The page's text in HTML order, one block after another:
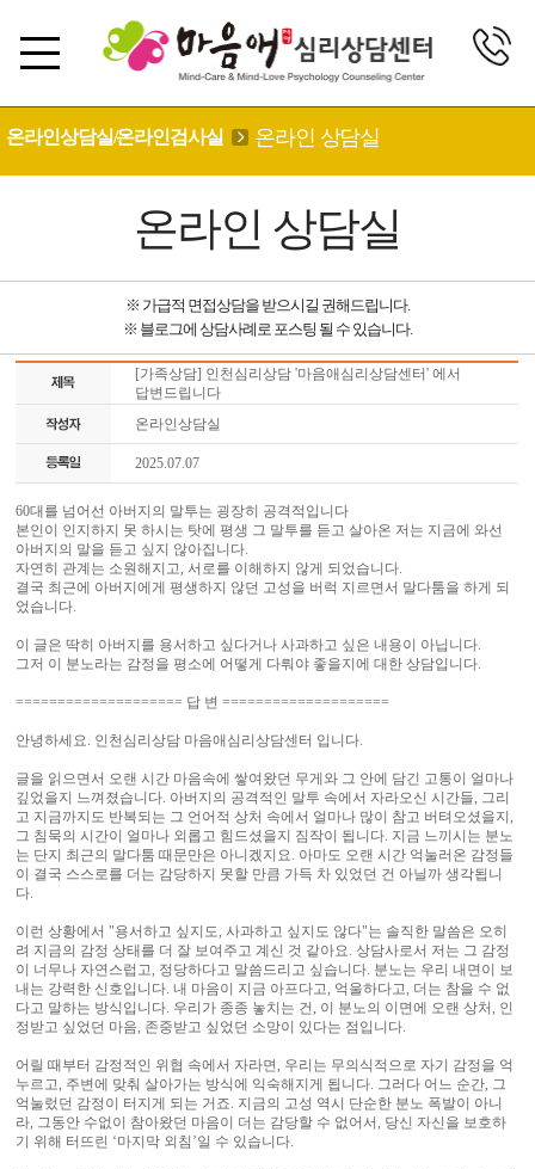
온라인상담실/온라인검사실 온라인 상담실
온라인 상담실
※ 가급적 면접상담을 받으시길 권해드립니다.
※ 블로그에 상담사례로 포스팅 될 수 있습니다.
[가족상담] 인천심리상담 '마음애심리상담센터' 에서
답변드립니다
온라인상담실
2025.07.07
60대를 넘어선 아버지의 말투는 굉장히 공격적입니다
본인이 인지하지 못 하시는 탓에 평생 그 말투를 듣고 살아온 저는 지금에 와선
아버지의 말을 듣고 싶지 않아집니다.
자연히 관계는 소원해지고, 서로를 이해하지 않게 되었습니다.
결국 최근에 아버지에게 평생하지 않던 고성을 버럭 지르면서 말다툼을 하게 되
었습니다.
이 글은 딱히 아버지를 용서하고 싶다거나 사과하고 싶은 내용이 아닙니다.
그저 이 분노라는 감정을 평소에 어떻게 다뤄야 좋을지에 대한 상담입니다.
==================== 답 변 ====================
안녕하세요. 인천심리상담 마음애심리상담센터 입니다.
글을 읽으면서 오랜 시간 마음속에 쌓여왔던 무게와 그 안에 담긴 고통이 얼마나
깊었을지 느껴졌습니다. 아버지의 공격적인 말투 속에서 자라오신 시간들, 그리
고 지금까지도 반복되는 그 언어적 상처 속에서 얼마나 많이 참고 버텨오셨을지,
그 침묵의 시간이 얼마나 외롭고 힘드셨을지 짐작이 됩니다. 지금 느끼시는 분노
는 단지 최근의 말다툼 때문만은 아니겠지요. 아마도 오랜 시간 억눌러온 감정들
이 결국 스스로를 더는 감당하지 못할 만큼 가득 차 있었던 건 아닐까 생각됩니
다.
이런 상황에서 "용서하고 싶지도, 사과하고 싶지도 않다"는 솔직한 말씀은 오히
려 지금의 감정 상태를 더 잘 보여주고 계신 것 같아요. 상담사로서 저는 그 감정
이 너무나 자연스럽고, 정당하다고 말씀드리고 싶습니다. 분노는 우리 내면이 보
내는 강력한 신호입니다. 내 마음이 지금 아프다고, 억울하다고, 더는 참을 수 없
다고 말하는 방식입니다. 우리가 종종 놓치는 건, 이 분노의 이면에 오랜 상처, 인
정받고 싶었던 마음, 존중받고 싶었던 소망이 있다는 점입니다.
어릴 때부터 감정적인 위협 속에서 자라면, 우리는 무의식적으로 자기 감정을 억
누르고, 주변에 맞춰 살아가는 방식에 익숙해지게 됩니다. 그러다 어느 순간, 그
억눌렀던 감정이 터지게 되는 거죠. 지금의 고성 역시 단순한 분노 폭발이 아니
라, 그동안 수없이 참아왔던 마음이 더는 감당할 수 없어서, 당신 자신을 보호하
기 위해 터뜨린 ‘마지막 외침’일 수 있습니다.